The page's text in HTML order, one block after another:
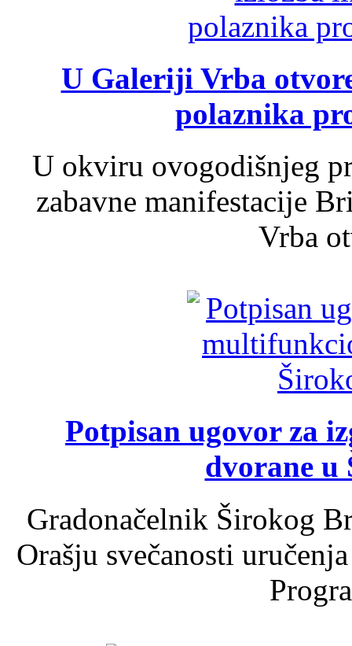
U Galeriji Vrba
polaznika
U okviru ovogodišnjeg
zabavne manifestacije
Vrba
Potpisan ugovor za
dvorane u
Gradonačelnik Širokog
Orašju svečanosti